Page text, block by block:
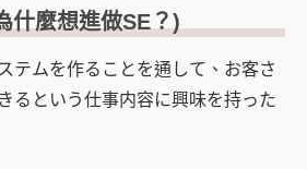
什麼想進做SE ？)
テムを作ることを通して、お客さ
るという仕事内容に興味を持った